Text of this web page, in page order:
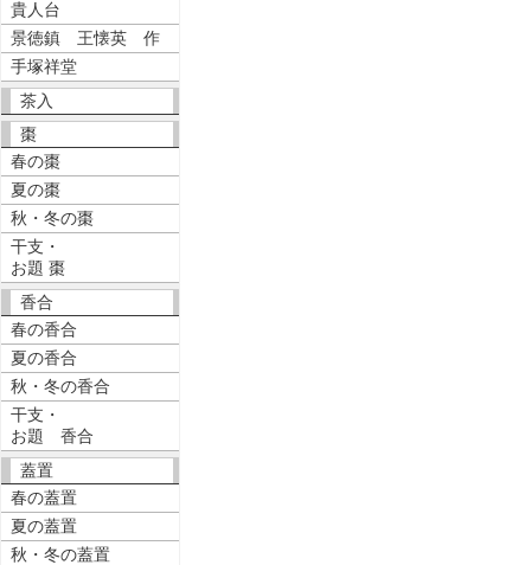
貴人台
景徳鎮 王懐英 作
手塚祥堂
茶入
棗
春の棗
夏の棗
秋・冬の棗
干支・
お題 棗
香合
春の香合
夏の香合
秋・冬の香合
干支・
お題 香合
蓋置
春の蓋置
夏の蓋置
秋・冬の蓋置